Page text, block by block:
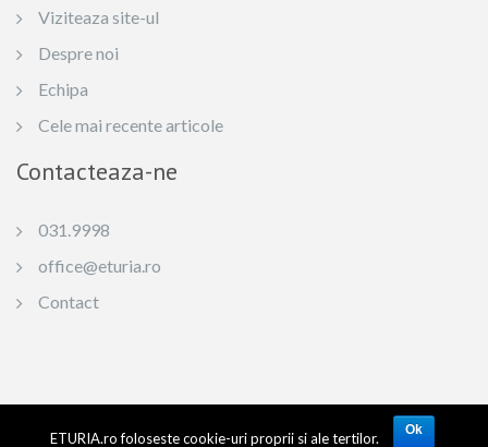
Viziteaza site-ul
Despre noi
Echipa
Cele mai recente articole
Contacteaza-ne
031.9998
office@eturia.ro
Contact
© 2024 | SC ETURIA SRL Licenta de turism: 1362, TIDS: 96-0 6379 6 Capital social:
50.000 RON Reg. Com.: J27/908/2007 CUI: RO 22067680. Toate drepturile rezervate.
Materialele postate pe blogul Eturia (texte si fotografii) ne apartin in totalitate si se
ETURIA.ro foloseste cookie-uri proprii si ale tertilor. Ok